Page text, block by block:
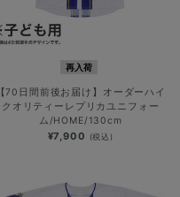
再入荷
【70日間前後お届け】オーダーハイ
クオリティーレプリカユニフォー
ム/HOME/130cm
¥7,900 (税込)